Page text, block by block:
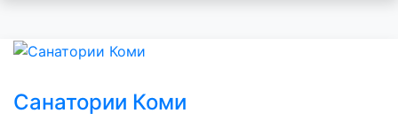
Санатории Коми